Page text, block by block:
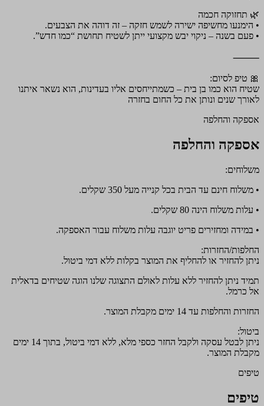
🌿 תחזוקה חכמה
• הימנעו מחשיפה ישירה לשמש חזקה – זה דוהה את הצבעים.
• פעם בשנה – ניקוי יבש מקצועי ייתן לשטיח תחושת “כמו חדש”.
⸻
🎀 טיפ לסיום:
שטיח הוא כמו בן בית – כשמתייחסים אליו בעדינות, הוא נשאר איתנו
לאורך שנים ונותן את כל החום בחזרה
אספקה והחלפה
אספקה והחלפה
משלוחים:
• משלוח חינם עד הבית בכל קנייה מעל 350 שקלים.
• עלות משלוח הינה 80 שקלים.
• במידה ומחזירים פריט יוגבה עלות משלוח עבור האספקה.
החלפות/החזרות:
ניתן להחזיר או להחליף את המוצר בקלות ללא דמי ביטול.
תמיד ניתן להחזיר ללא עלות לאולם התצוגה שלנו הוגה שטיחים בדאלית
אל כרמל.
החזרות והחלפות עד 14 ימים מקבלת המוצר.
ביטול:
ניתן לבטל עסקה ולקבל החזר כספי מלא, ללא דמי ביטול, בתוך 14 ימים
מקבלת המוצר.
טיפים
טיפים